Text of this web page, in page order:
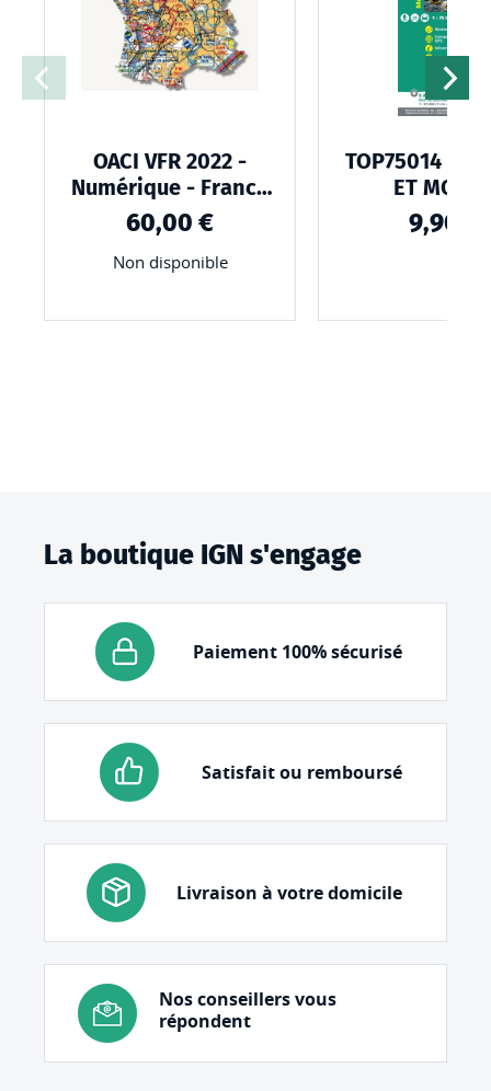
OACI VFR 2022 -
Numérique - France
entière
60,00 €
Non disponible
TOP75014 -
ET
9,90 €
La boutique IGN s'engage
Paiement 100% sécurisé
Satisfait ou remboursé
Livraison à votre domicile
Nos conseillers vous
répondent